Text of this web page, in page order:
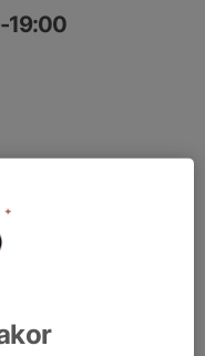
19:00